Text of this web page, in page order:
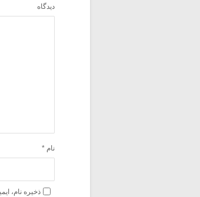
دیدگاه
نام *
ذخیره نام،